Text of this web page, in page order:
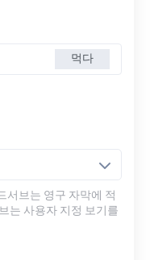
먹다
서브는 영구 자막에 적
는 사용자 지정 보기를